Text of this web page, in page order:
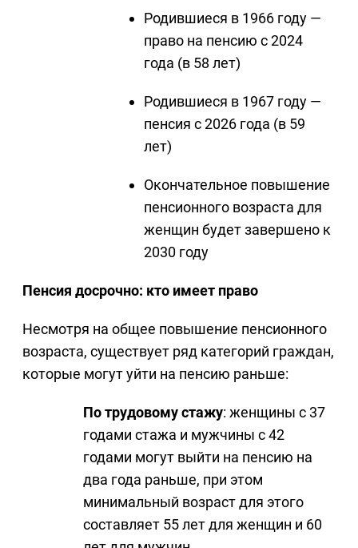
Родившиеся в 1966 году —
право на пенсию с 2024
года (в 58 лет)
Родившиеся в 1967 году —
пенсия с 2026 года (в 59
лет)
Окончательное повышение
пенсионного возраста для
женщин будет завершено к
2030 году
Пенсия досрочно: кто имеет право
Несмотря на общее повышение пенсионного
возраста, существует ряд категорий граждан,
которые могут уйти на пенсию раньше:
По трудовому стажу: женщины с 37
годами стажа и мужчины с 42
годами могут выйти на пенсию на
два года раньше, при этом
минимальный возраст для этого
составляет 55 лет для женщин и 60